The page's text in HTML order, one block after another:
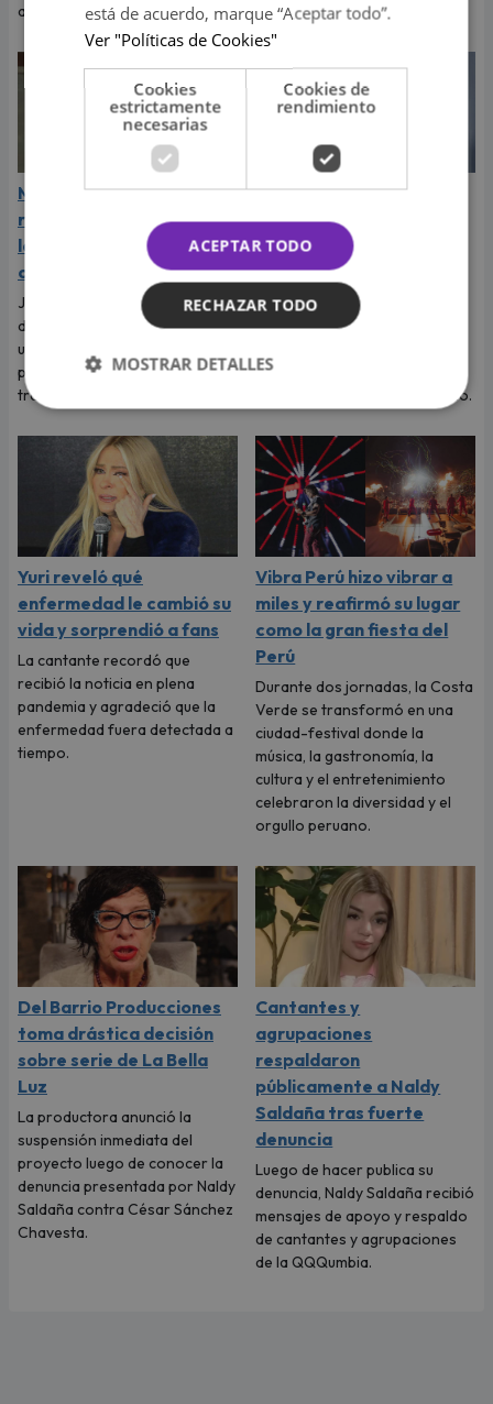
apoyo.
Mamá de Ariana Grande
responde a críticas sobre
la apariencia de su hija y
conmueve a sus fans
Joan Grande salió en defensa
de la cantante luego de que
usuarios expresaran
preocupación por su imagen
tras el estreno de 'Petal'.
J Balvin es acusado de
haberle sido infiel a
Valentina Ferrer antes
del nacimiento de su hijo
La popular influencer aseguró
que tuvo un encuentro íntimo
mientras Valentina Ferrer
estaba esperando a su hijo Río.
Yuri reveló qué
enfermedad le cambió su
vida y sorprendió a fans
La cantante recordó que
recibió la noticia en plena
pandemia y agradeció que la
enfermedad fuera detectada a
tiempo.
Vibra Perú hizo vibrar a
miles y reafirmó su lugar
como la gran fiesta del
Perú
Durante dos jornadas, la Costa
Verde se transformó en una
ciudad-festival donde la
música, la gastronomía, la
cultura y el entretenimiento
celebraron la diversidad y el
orgullo peruano.
Del Barrio Producciones
toma drástica decisión
sobre serie de La Bella
Luz
La productora anunció la
suspensión inmediata del
proyecto luego de conocer la
denuncia presentada por Naldy
Saldaña contra César Sánchez
Chavesta.
Cantantes y
agrupaciones
respaldaron
públicamente a Naldy
Saldaña tras fuerte
denuncia
Luego de hacer publica su
denuncia, Naldy Saldaña recibió
mensajes de apoyo y respaldo
de cantantes y agrupaciones
de la QQQumbia.
está de acuerdo, marque “Aceptar todo”.
Ver "Políticas de Cookies"
Cookies
estrictamente
necesarias
Cookies de
rendimiento
ACEPTAR TODO
RECHAZAR TODO
MOSTRAR DETALLES